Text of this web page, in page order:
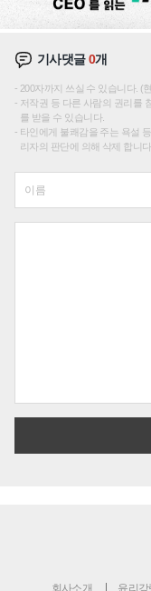
기사댓글0개
200자까지 쓰실 수 있습니다. (
저작권 등 다른 사람의 권리를
를 받을 수 있습니다.
타인에게 불쾌감을 주는 욕설
리자의 판단에 의해 삭제 합니다.